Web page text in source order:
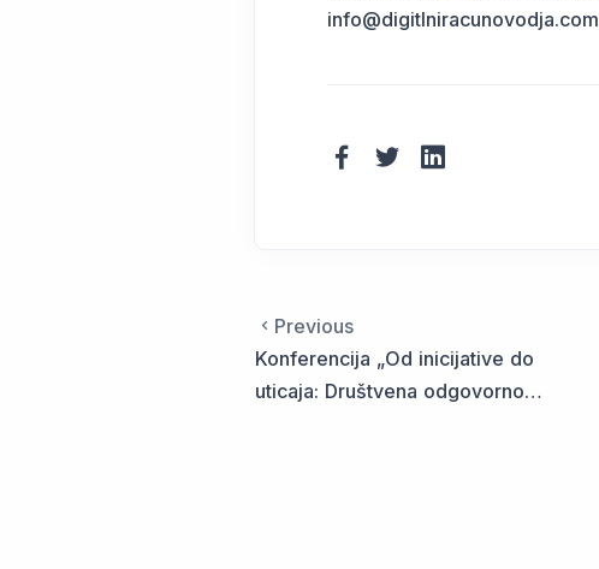
info@digitlniracunovodja.com
Previous
Konferencija „Od inicijative do
uticaja: Društvena odgovornost